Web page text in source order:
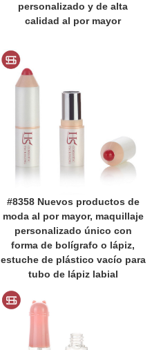
personalizado y de alta
calidad al por mayor
#8358 Nuevos productos de
moda al por mayor, maquillaje
personalizado único con
forma de bolígrafo o lápiz,
estuche de plástico vacío para
tubo de lápiz labial